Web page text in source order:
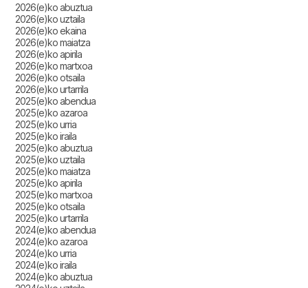
2026(e)ko abuztua
2026(e)ko uztaila
2026(e)ko ekaina
2026(e)ko maiatza
2026(e)ko apirila
2026(e)ko martxoa
2026(e)ko otsaila
2026(e)ko urtarrila
2025(e)ko abendua
2025(e)ko azaroa
2025(e)ko urria
2025(e)ko iraila
2025(e)ko abuztua
2025(e)ko uztaila
2025(e)ko maiatza
2025(e)ko apirila
2025(e)ko martxoa
2025(e)ko otsaila
2025(e)ko urtarrila
2024(e)ko abendua
2024(e)ko azaroa
2024(e)ko urria
2024(e)ko iraila
2024(e)ko abuztua